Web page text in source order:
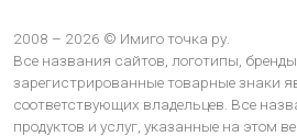
2008 – 2026 © Имиго точка ру.
Все названия сайтов, логотипы,
зарегистрированные товарные знаки
соответствующих владельцев. Все
продуктов и услуг, указанные на этом